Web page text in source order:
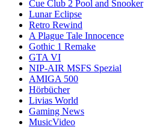
Cue Club 2 Pool and Snooker
Lunar Eclipse
Retro Rewind
A Plague Tale Innocence
Gothic 1 Remake
GTA VI
NIP-AIR MSFS Spezial
AMIGA 500
Hörbücher
Livias World
Gaming News
MusicVideo